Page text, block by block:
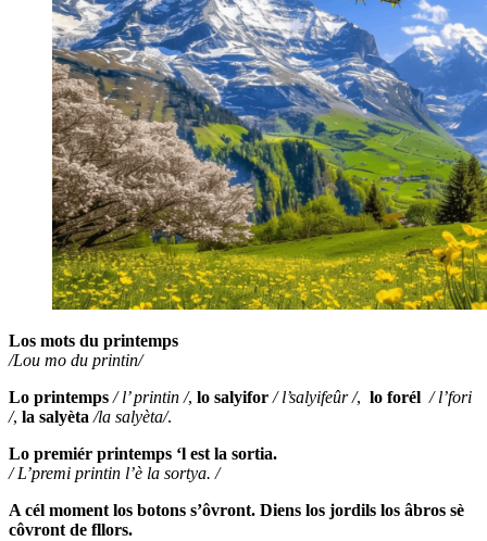
Los mots du printemps
/Lou mo du printin/
Lo printemps / l’ printin /, lo salyifor / l’salyifeûr /, lo forél / l’fori
/, la salyèta /la salyèta/.
Lo premiér printemps ‘l est la sortia.
/ L’premi printin l’è la sortya. /
A cél moment los botons s’ôvront. Diens los jordils los âbros sè
côvront de fllors.